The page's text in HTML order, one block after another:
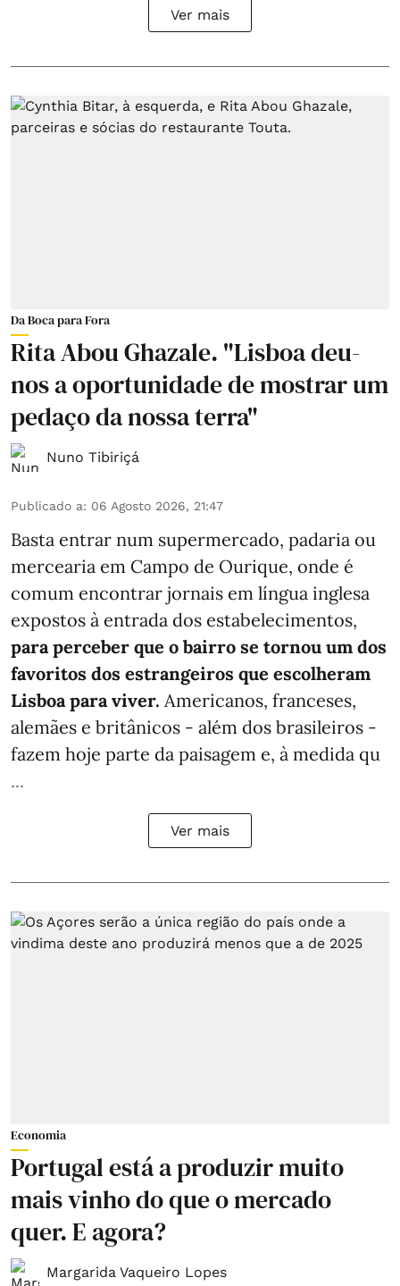
Ver mais
Da Boca para Fora
Rita Abou Ghazale. "Lisboa deu-
nos a oportunidade de mostrar um
pedaço da nossa terra"
Nuno Tibiriçá
Publicado a: 06 Agosto 2026, 21:47
Basta entrar num supermercado, padaria ou
mercearia em Campo de Ourique, onde é
comum encontrar jornais em língua inglesa
expostos à entrada dos estabelecimentos,
para perceber que o bairro se tornou um dos
favoritos dos estrangeiros que escolheram
Lisboa para viver. Americanos, franceses,
alemães e britânicos - além dos brasileiros -
fazem hoje parte da paisagem e, à medida qu
...
Ver mais
Economia
Portugal está a produzir muito
mais vinho do que o mercado
quer. E agora?
Margarida Vaqueiro Lopes